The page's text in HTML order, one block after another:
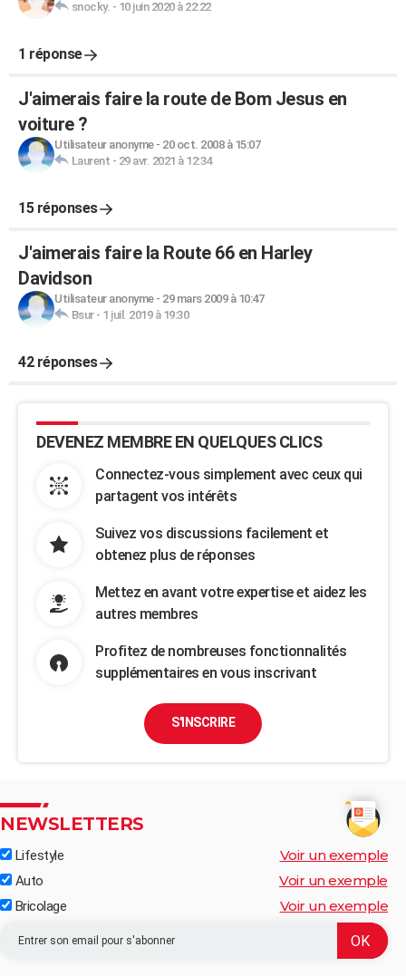
snocky. - 10 juin 2020 à 22:22
1 réponse
J'aimerais faire la route de Bom Jesus en
voiture ?
Utilisateur anonyme- 20 oct. 2008 à 15:07
Laurent - 29 avr. 2021 à 12:34
15 réponses
J'aimerais faire la Route 66 en Harley
Davidson
Utilisateur anonyme- 29 mars 2009 à 10:47
Bsur- 1 juil. 2019 à 19:30
42 réponses
DEVENEZ MEMBRE EN QUELQUES CLICS
Connectez-vous simplement avec ceux qui
partagent vos intérêts
Suivez vos discussions facilement et
obtenez plus de réponses
Mettez en avant votre expertise et aidez les
autres membres
Profitez de nombreuses fonctionnalités
supplémentaires en vous inscrivant
S'INSCRIRE
NEWSLETTERS
Lifestyle Voir un exemple
Auto Voir un exemple
Bricolage Voir un exemple